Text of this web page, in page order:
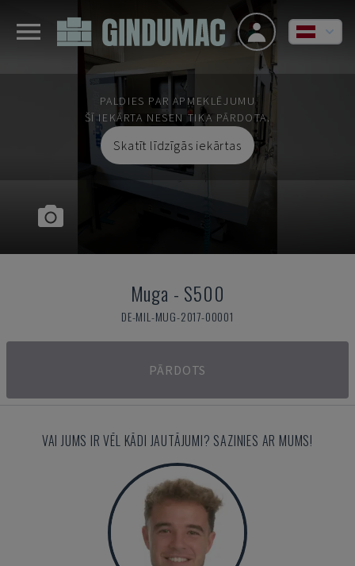
PALDIES PAR APMEKLĒJUMU
ŠĪ IEKĀRTA NESEN TIKA PĀRDOTA.
Skatīt līdzīgās iekārtas
Muga - S500
DE-MIL-MUG-2017-00001
PĀRDOTS
VAI JUMS IR VĒL KĀDI JAUTĀJUMI? SAZINIES AR MUMS!